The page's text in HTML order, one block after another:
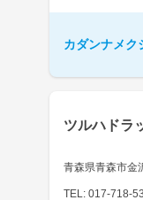
カダンナメク
ツルハドラ
青森県青森市金
TEL: 017-718-